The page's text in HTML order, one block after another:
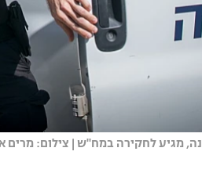
מגיע לחקירה במח''ש | צילום: מרים